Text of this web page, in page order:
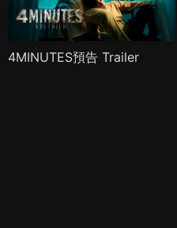
4MINUTES預告 Trailer